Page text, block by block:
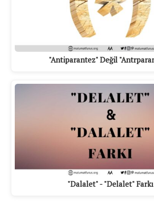
"Antiparantez" Değil
"Dalalet" - "Delalet" Farkı